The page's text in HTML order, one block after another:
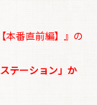
本番直前編】』の
テーション」か